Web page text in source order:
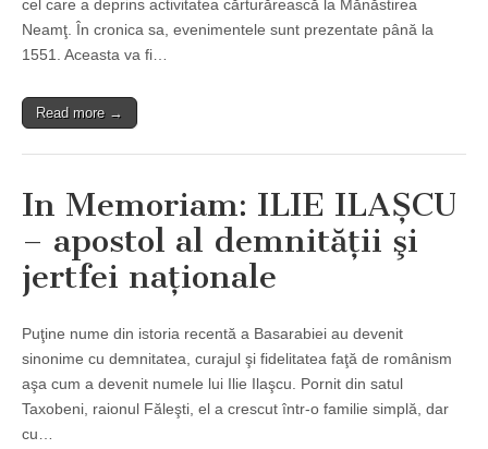
cel care a deprins activitatea cărturărească la Mănăstirea
Neamţ. În cronica sa, evenimentele sunt prezentate până la
1551. Aceasta va fi…
Read more →
In Memoriam: ILIE ILAȘCU
– apostol al demnităţii şi
jertfei naţionale
Puţine nume din istoria recentă a Basarabiei au devenit
sinonime cu demnitatea, curajul şi fidelitatea faţă de românism
aşa cum a devenit numele lui Ilie Ilaşcu. Pornit din satul
Taxobeni, raionul Făleşti, el a crescut într-o familie simplă, dar
cu…